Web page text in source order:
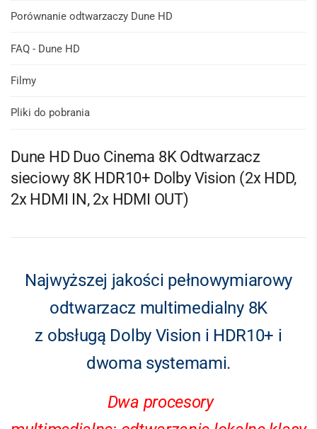
Porównanie odtwarzaczy Dune HD
FAQ - Dune HD
Filmy
Pliki do pobrania
Dune HD Duo Cinema 8K Odtwarzacz
sieciowy 8K HDR10+ Dolby Vision (2x HDD,
2x HDMI IN, 2x HDMI OUT)
Najwyższej jakości pełnowymiarowy
odtwarzacz multimedialny 8K
z obsługą Dolby Vision i HDR10+ i
dwoma systemami.
Dwa procesory